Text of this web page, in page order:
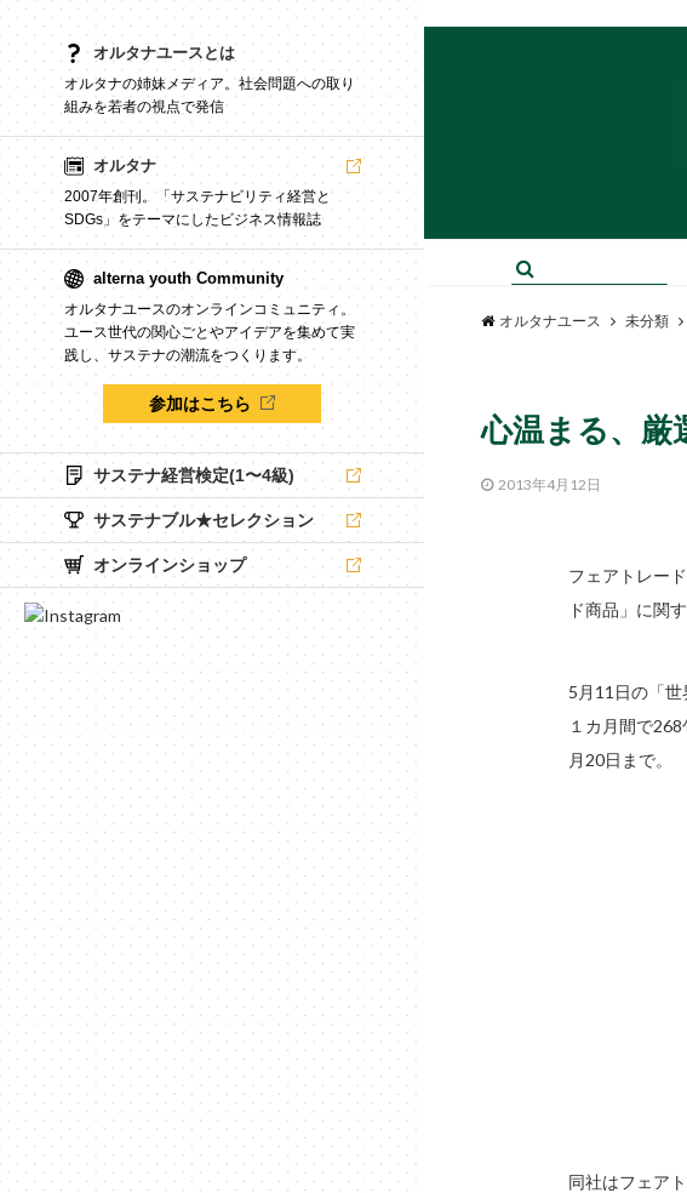
オルタナユースとは
オルタナの姉妹メディア。社会問題への取り
組みを若者の視点で発信
オルタナ
2007年創刊。「サステナビリティ経営と
SDGs」をテーマにしたビジネス情報誌
alterna youth Community
オルタナユースのオンラインコミュニティ。
ユース世代の関心ごとやアイデアを集めて実
践し、サステナの潮流をつくります。
参加はこちら
サステナ経営検定(1〜4級)
サステナブル★セレクション
オンラインショップ
オルタナユース 未分類
心温まる、
2013年4月12日
フェアトレー
ド商品」に関
5月11日の「
１カ月間で
月20日まで。
同社はフェア